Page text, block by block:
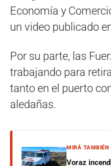
Economía y
un video publicado
Por su parte, las
trabajando para
tanto en el puerto
aledañas.
MIRÁ TAMBIÉN
Voraz